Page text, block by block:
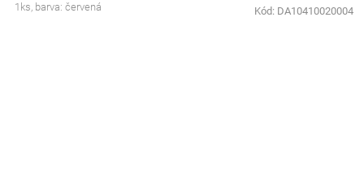
1ks, barva: červená Kód: DA10410020004